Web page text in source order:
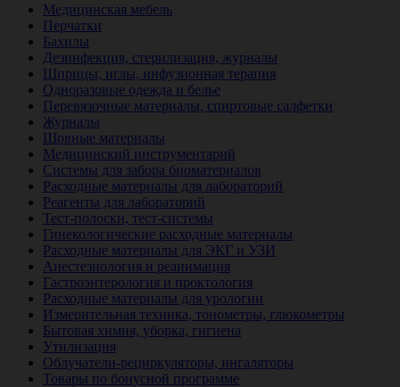
Медицинская мебель
Перчатки
Бахилы
Дезинфекция, стерилизация, журналы
Шприцы, иглы, инфузионная терапия
Одноразовые одежда и белье
Перевязочные материалы, спиртовые салфетки
Журналы
Шовные материалы
Медицинский инструментарий
Системы для забора биоматериалов
Расходные материалы для лабораторий
Реагенты для лабораторий
Тест-полоски, тест-системы
Гинекологические расходные материалы
Расходные материалы для ЭКГ и УЗИ
Анестезиология и реанимация
Гастроэнтерология и проктология
Расходные материалы для урологии
Измерительная техника, тонометры, глюкометры
Бытовая химия, уборка, гигиена
Утилизация
Облучатели-рециркуляторы, ингаляторы
Товары по бонусной программе